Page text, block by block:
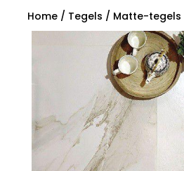
Home/ Tegels / Matte-tegels